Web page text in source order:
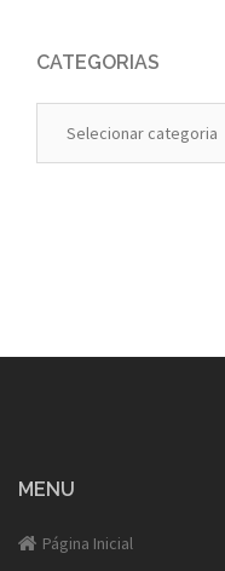
CATEGORIAS
MENU
Página Inicial